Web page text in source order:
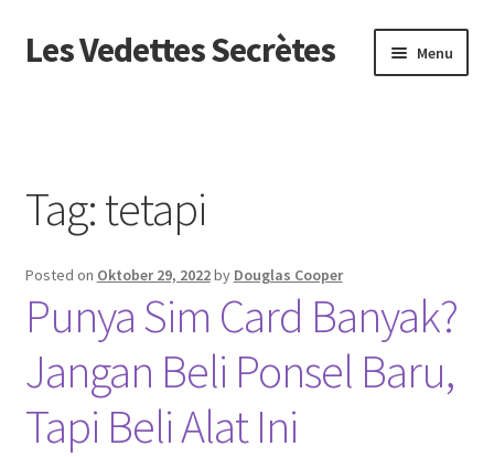
Skip
to
Skip
to
Les Vedettes Secrètes Menu
Contact us
Privacy Policy
Tag:tetapi
Posted on Oktober 29, 2022by Douglas Cooper
Punya Sim Card Banyak?
Jangan Beli Ponsel Baru,
Tapi Beli Alat Ini